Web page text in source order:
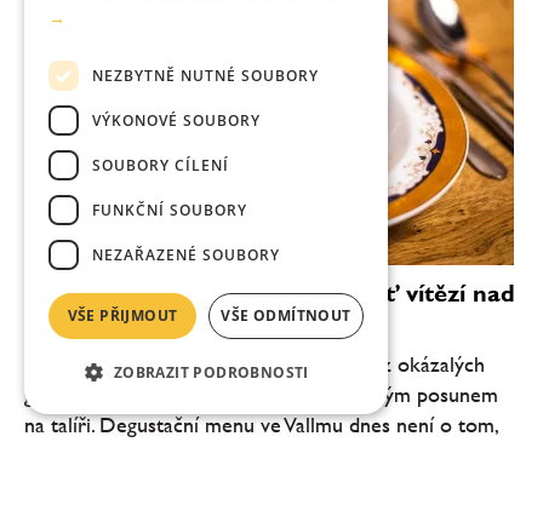
Vallmo bez Makovičky: když chuť vítězí nad
efektem
Pražské Vallmo vstupuje do nové éry. Bez okázalých
gest, bez snahy šokovat, ale s jasně čitelným posunem
na talíři. Degustační menu ve Vallmu dnes není o tom,
→
NEZBYTNĚ NUTNÉ SOUBORY
VÝKONOVÉ SOUBORY
SOUBORY CÍLENÍ
FUNKČNÍ SOUBORY
NEZAŘAZENÉ SOUBORY
VŠE PŘIJMOUT VŠE ODMÍTNOUT
ZOBRAZIT PODROBNOSTI